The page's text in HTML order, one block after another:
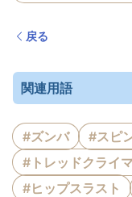
戻る
関連用語
#ズンバ #スピ
#トレッドクライ
#ヒップスラスト